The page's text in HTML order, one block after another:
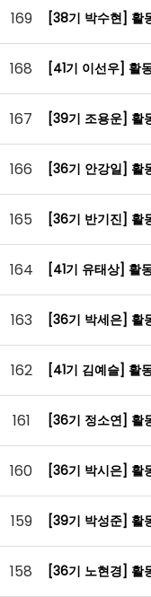
169 [38기 박수현] 활
168 [41기 이선우] 활
167 [39기 조용운] 활
166 [36기 안강일] 활
165 [36기 반기진] 활
164 [41기 유태상] 활
163 [36기 박세은] 활
162 [41기 김예슬] 활
161 [36기 정소연] 활
160 [36기 박시은] 활
159 [39기 박성준] 활
158 [36기 노현경] 활